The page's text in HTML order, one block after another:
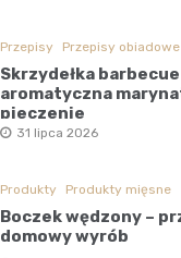
Przepisy Przepisy obiadowe
Skrzydełka barbecue
aromatyczna
pieczenie
31 lipca 2026
Produkty Produkty mięsne
Boczek wędzony –
domowy wyrób